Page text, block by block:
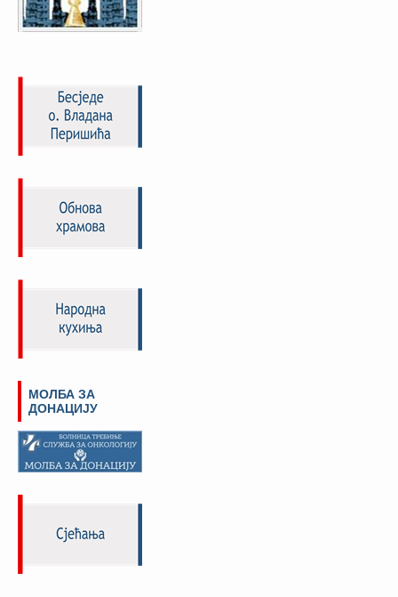
МОЛБА ЗА
ДОНАЦИЈУ